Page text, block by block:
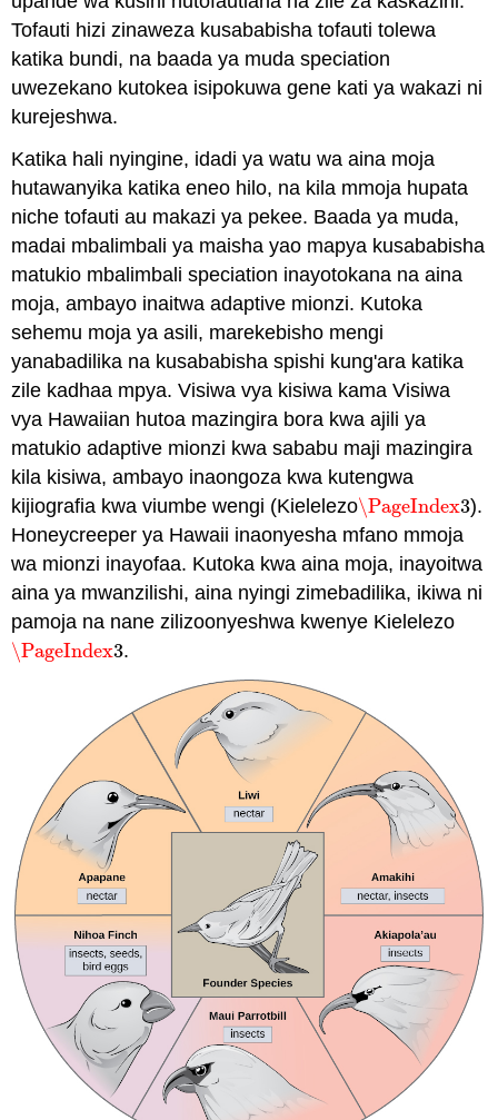
Tofauti hizi zinaweza kusababisha tofauti tolewa
katika bundi, na baada ya muda speciation
uwezekano kutokea isipokuwa gene kati ya wakazi ni
kurejeshwa.
Katika hali nyingine, idadi ya watu wa aina moja
hutawanyika katika eneo hilo, na kila mmoja hupata
niche tofauti au makazi ya pekee. Baada ya muda,
madai mbalimbali ya maisha yao mapya kusababisha
matukio mbalimbali speciation inayotokana na aina
moja, ambayo inaitwa adaptive mionzi. Kutoka
sehemu moja ya asili, marekebisho mengi
yanabadilika na kusababisha spishi kung'ara katika
zile kadhaa mpya. Visiwa vya kisiwa kama Visiwa
vya Hawaiian hutoa mazingira bora kwa ajili ya
matukio adaptive mionzi kwa sababu maji mazingira
kila kisiwa, ambayo inaongoza kwa kutengwa
kijiografia kwa viumbe wengi (Kielelezo\PageIndex3
\PageIndex3).
Honeycreeper ya Hawaii inaonyesha mfano mmoja
wa mionzi inayofaa. Kutoka kwa aina moja, inayoitwa
aina ya mwanzilishi, aina nyingi zimebadilika, ikiwa ni
pamoja na nane zilizoonyeshwa kwenye Kielelezo
\PageIndex3
\PageIndex3.